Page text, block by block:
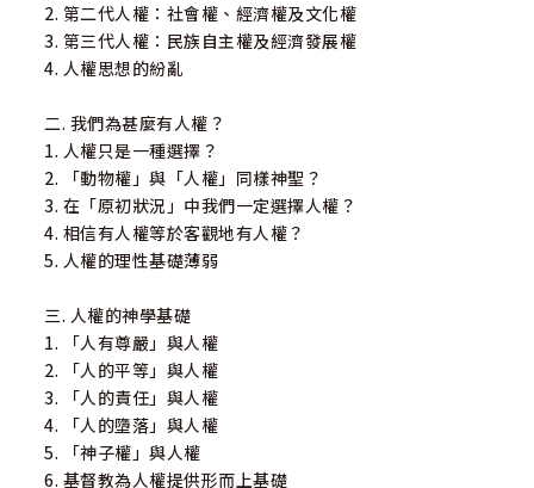
2. 第二代人權：社會權、經濟權及文化權
3. 第三代人權：民族自主權及經濟發展權
4. 人權思想的紛亂
二. 我們為甚麼有人權？
1. 人權只是一種選擇？
2. 「動物權」與「人權」同樣神聖？
3. 在「原初狀況」中我們一定選擇人權？
4. 相信有人權等於客觀地有人權？
5. 人權的理性基礎薄弱
三. 人權的神學基礎
1. 「人有尊嚴」與人權
2. 「人的平等」與人權
3. 「人的責任」與人權
4. 「人的墮落」與人權
5. 「神子權」與人權
6. 基督教為人權提供形而上基礎